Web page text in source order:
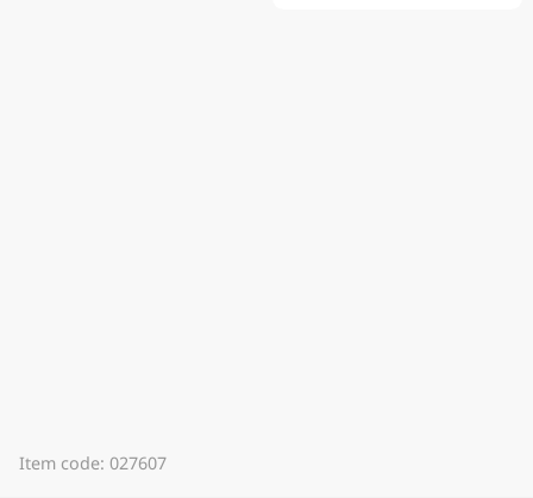
Item code: 027607